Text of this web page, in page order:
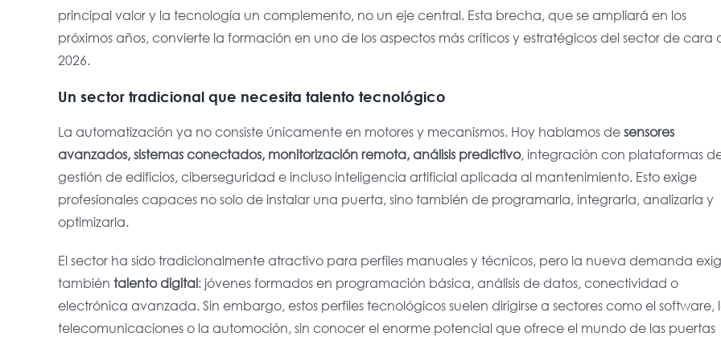
principal valor y la tecnología un complemento, no un eje central. Esta brecha, que se ampliará en los
próximos años, convierte la formación en uno de los aspectos más críticos y estratégicos del sector de cara
2026.
Un sector tradicional que necesita talento tecnológico
La automatización ya no consiste únicamente en motores y mecanismos. Hoy hablamos desensores
avanzados, sistemas conectados, monitorización remota, análisis predictivo, integración con plataformas
gestión de edificios, ciberseguridad e incluso inteligencia artificial aplicada al mantenimiento. Esto exige
profesionales capaces no solo de instalar una puerta, sino también de programarla, integrarla, analizarla y
optimizarla.
El sector ha sido tradicionalmente atractivo para perfiles manuales y técnicos, pero la nueva demanda
también talento digital: jóvenes formados en programación básica, análisis de datos, conectividad o
electrónica avanzada. Sin embargo, estos perfiles tecnológicos suelen dirigirse a sectores como el software,
telecomunicaciones o la automoción, sin conocer el enorme potencial que ofrece el mundo de las puertas